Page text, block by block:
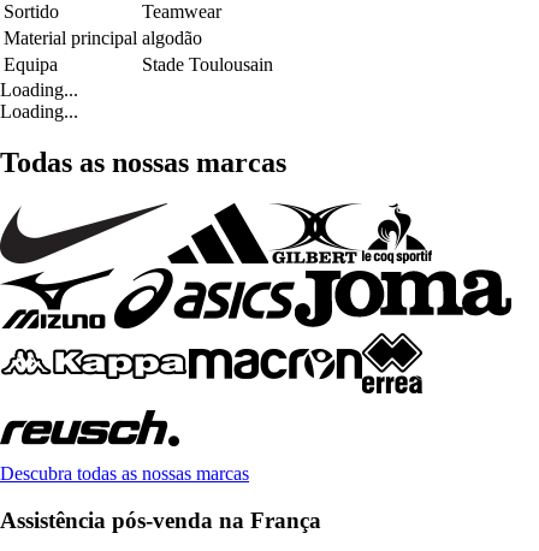
Sortido
Teamwear
Material principal algodão
Equipa
Stade Toulousain
Loading...
Loading...
Todas as nossas marcas
Descubra todas as nossas marcas
Assistência pós-venda na França